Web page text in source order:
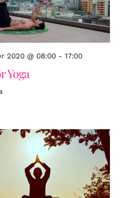
2020 @ 08:00- 17:00
Yoga